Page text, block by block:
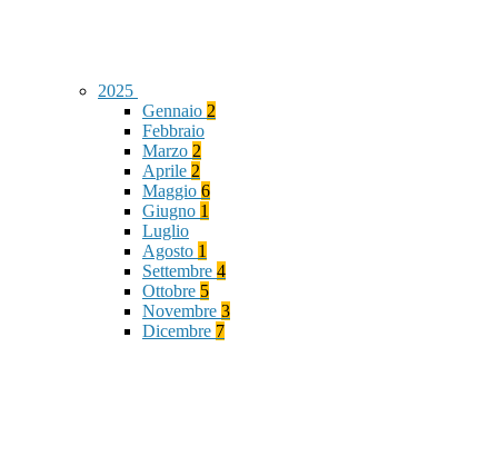
2025
Gennaio 2
Febbraio
Marzo 2
Aprile 2
Maggio 6
Giugno 1
Luglio
Agosto 1
Settembre 4
Ottobre 5
Novembre 3
Dicembre 7